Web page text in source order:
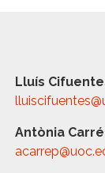
Lluís
Antònia